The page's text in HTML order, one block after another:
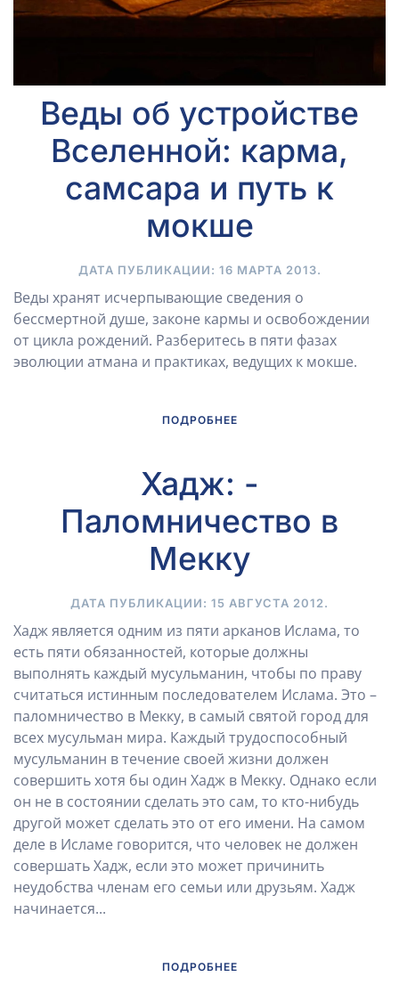
Веды об устройстве
Вселенной: карма,
самсара и путь к
мокше
ДАТА ПУБЛИКАЦИИ: 16 МАРТА 2013.
Веды хранят исчерпывающие сведения о
бессмертной душе, законе кармы и освобождении
от цикла рождений. Разберитесь в пяти фазах
эволюции атмана и практиках, ведущих к мокше.
ПОДРОБНЕЕ
Хадж: -
Паломничество в
Мекку
ДАТА ПУБЛИКАЦИИ: 15 АВГУСТА 2012.
Хадж является одним из пяти арканов Ислама, то
есть пяти обязанностей, которые должны
выполнять каждый мусульманин, чтобы по праву
считаться истинным последователем Ислама. Это –
паломничество в Мекку, в самый святой город для
всех мусульман мира. Каждый трудоспособный
мусульманин в течение своей жизни должен
совершить хотя бы один Хадж в Мекку. Однако если
он не в состоянии сделать это сам, то кто-нибудь
другой может сделать это от его имени. На самом
деле в Исламе говорится, что человек не должен
совершать Хадж, если это может причинить
неудобства членам его семьи или друзьям. Хадж
начинается...
ПОДРОБНЕЕ